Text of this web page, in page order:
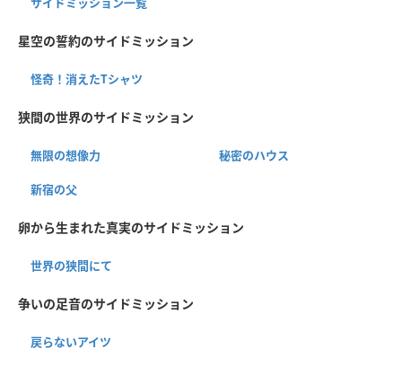
星空の誓約のサイドミッション
怪奇！消えたTシャツ
狭間の世界のサイドミッション
無限の想像力 秘密のハウス
新宿の父
卵から生まれた真実のサイドミッション
世界の狭間にて
争いの足音のサイドミッション
戻らないアイツ